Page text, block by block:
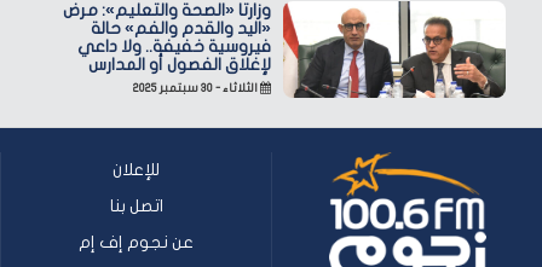
وزارتا «الصحة والتعليم»: مرض
«اليد والقدم والفم» حالة
فيروسية خفيفة.. ولا داعي
لإغلاق الفصول أو المدارس
الثلاثاء - ٣٠ سبتمبر ٢٠٢٥
للإعلان
اتصل بنا
عن نجوم إف إم